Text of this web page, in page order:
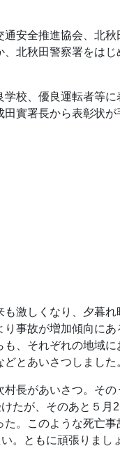
安全推進協会、北秋
北秋田警察署をはじ
校、優良運転者等
實署長から表彰状が
激しくなり、夕暮
事故が増加傾向に
、それぞれの地域
とあいさつしました
長があいさつ。そ
たが、そのあと５月
。このような死亡
。ともに頑張りまし